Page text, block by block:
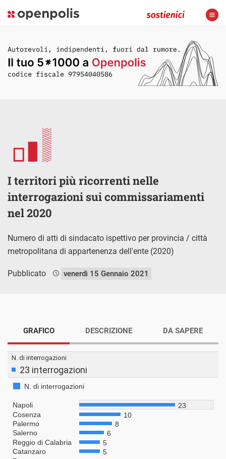
I territori più ricorrenti nelle
interrogazioni sui commissariamenti
nel 2020
Numero di atti di sindacato ispettivo per provincia / città
metropolitana di appartenenza dell'ente (2020)
Pubblicato venerdì 15 Gennaio 2021
GRAFICO DESCRIZIONE DA SAPERE